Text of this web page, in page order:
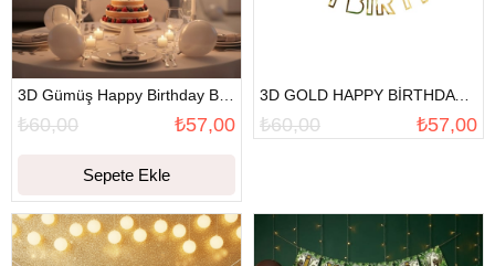
₺57,00
₺60,00
Sepete Ekle
3D GOLD HAPPY BİRTHDAY BANNER
₺57,00
₺60,00